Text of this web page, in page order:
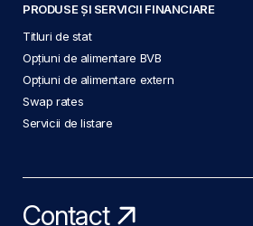
PRODUSE ȘI SERVICII FINANCIARE
Titluri de stat
Opțiuni de alimentare BVB
Opțiuni de alimentare extern
Swap rates
Servicii de listare
Contact